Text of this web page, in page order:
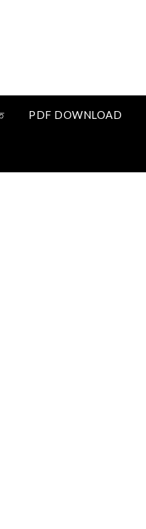
PDF DOWNLOAD